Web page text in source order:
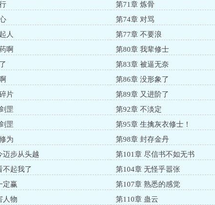
第71章 炼骨
第74章 对骂
人
第77章 不要浪
啊
第80章 我辈修士
第83章 被逼无奈
第86章 没形象了
片
第89章 又进阶了
罡
第92章 不淡定
罡
第95章 生擒灰衣修士！
为
第98章 封存金丹
迈步从头越
第101章 尽信书不如无书
不起我了
第104章 无怪乎嚣张
定赢
第107章 熟悉的感觉
人物
第110章 蛊云